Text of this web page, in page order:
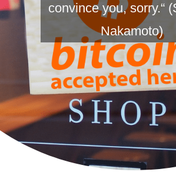
convince you, sorry.“
Nakamoto)